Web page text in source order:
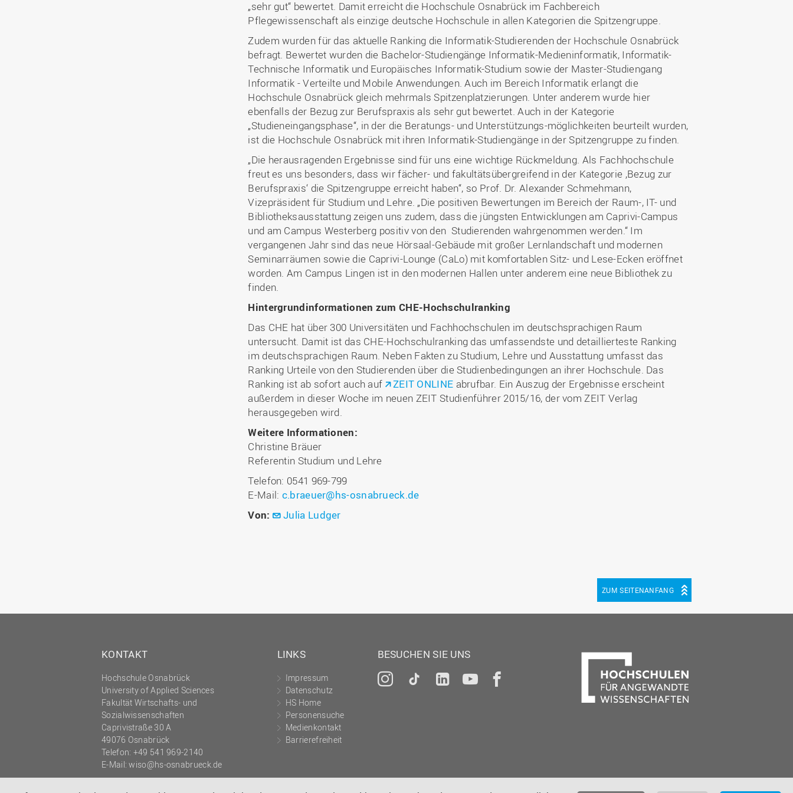
„sehr gut“ bewertet. Damit erreicht die Hochschule Osnabrück im Fachbereich
Pflegewissenschaft als einzige deutsche Hochschule in allen Kategorien die Spitzengruppe.
Zudem wurden für das aktuelle Ranking die Informatik-Studierenden der Hochschule Osnabrück
befragt. Bewertet wurden die Bachelor-Studiengänge Informatik-Medieninformatik, Informatik-
Technische Informatik und Europäisches Informatik-Studium sowie der Master-Studiengang
Informatik - Verteilte und Mobile Anwendungen. Auch im Bereich Informatik erlangt die
Hochschule Osnabrück gleich mehrmals Spitzenplatzierungen. Unter anderem wurde hier
ebenfalls der Bezug zur Berufspraxis als sehr gut bewertet. Auch in der Kategorie
„Studieneingangsphase“, in der die Beratungs- und Unterstützungs-möglichkeiten beurteilt wurden,
ist die Hochschule Osnabrück mit ihren Informatik-Studiengänge in der Spitzengruppe zu finden.
„Die herausragenden Ergebnisse sind für uns eine wichtige Rückmeldung. Als Fachhochschule
freut es uns besonders, dass wir fächer- und fakultätsübergreifend in der Kategorie ‚Bezug zur
Berufspraxis‘ die Spitzengruppe erreicht haben“, so Prof. Dr. Alexander Schmehmann,
Vizepräsident für Studium und Lehre. „Die positiven Bewertungen im Bereich der Raum-, IT- und
Bibliotheksausstattung zeigen uns zudem, dass die jüngsten Entwicklungen am Caprivi-Campus
und am Campus Westerberg positiv von den Studierenden wahrgenommen werden.“ Im
vergangenen Jahr sind das neue Hörsaal-Gebäude mit großer Lernlandschaft und modernen
Seminarräumen sowie die Caprivi-Lounge (CaLo) mit komfortablen Sitz- und Lese-Ecken eröffnet
worden. Am Campus Lingen ist in den modernen Hallen unter anderem eine neue Bibliothek zu
finden.
Hintergrundinformationen zum CHE-Hochschulranking
Das CHE hat über 300 Universitäten und Fachhochschulen im deutschsprachigen Raum
untersucht. Damit ist das CHE-Hochschulranking das umfassendste und detaillierteste Ranking
im deutschsprachigen Raum. Neben Fakten zu Studium, Lehre und Ausstattung umfasst das
Ranking Urteile von den Studierenden über die Studienbedingungen an ihrer Hochschule. Das
Ranking ist ab sofort auch auf
ZEIT ONLINE abrufbar. Ein Auszug der Ergebnisse erscheint
außerdem in dieser Woche im neuen ZEIT Studienführer 2015/16, der vom ZEIT Verlag
herausgegeben wird.
Weitere Informationen:
Christine Bräuer
Referentin Studium und Lehre
Telefon: 0541 969-799
E-Mail: c.braeuer@hs-osnabrueck.de
Von:
Julia Ludger
ZUM SEITENANFANG
KONTAKT
Hochschule Osnabrück
University of Applied Sciences
Fakultät Wirtschafts- und
Sozialwissenschaften
Caprivistraße 30 A
49076 Osnabrück
Telefon: +49 541 969-2140
E-Mail:wiso@hs-osnabrueck.de
LINKS
Impressum
Datenschutz
HS Home
Personensuche
Medienkontakt
Barrierefreiheit
BESUCHEN SIE UNS
Instagram
TiktokLinkedInYouTube